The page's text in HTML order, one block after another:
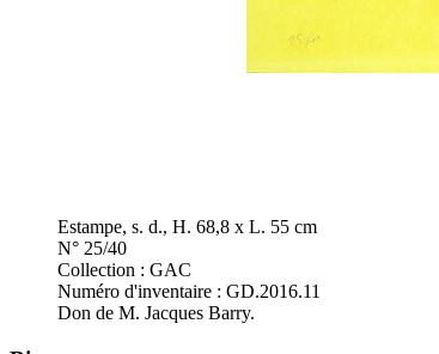
Estampe, s. d., H. 68,8 x L. 55 cm
N° 25/40
Collection : GAC
Numéro d'inventaire : GD.2016.11
Don de M. Jacques Barry.